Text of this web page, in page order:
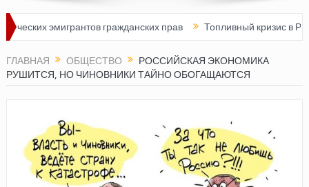
гражданских прав Топливный кризис в России
ГЛАВНАЯ ОБЩЕСТВО
РОССИЙСКАЯ ЭКОНОМИКА
РУШИТСЯ, НО ЧИНОВНИКИ ТАЙНО ОБОГАЩАЮТСЯ